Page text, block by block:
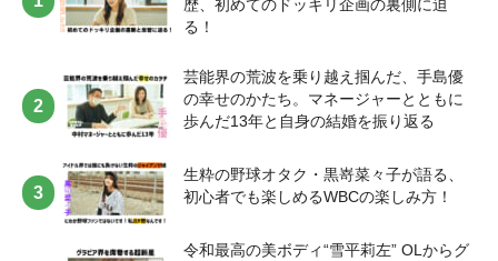
歴、初めてのドッキリ企画の裏側に迫
る！
芸能界の荒波を乗り越え掴んだ、手島優
の幸せのかたち。マネージャーとともに
歩んだ13年と自身の結婚を振り返る
生粋の野球オタク・黒嵜菜々子が語る、
初心者でも楽しめるWBCの楽しみ方！
令和最高の美ボディ“雪平莉左” OLからグ